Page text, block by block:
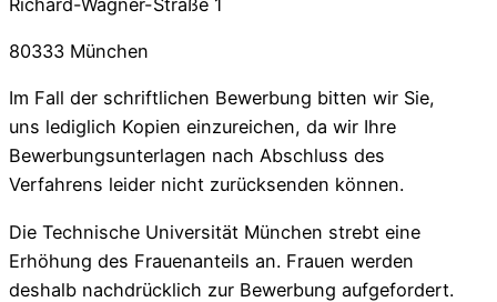
80333 München
Im Fall der schriftlichen Bewerbung bitten wir Sie,
uns lediglich Kopien einzureichen, da wir Ihre
Bewerbungsunterlagen nach Abschluss des
Verfahrens leider nicht zurücksenden können.
Die Technische Universität München strebt eine
Erhöhung des Frauenanteils an. Frauen werden
deshalb nachdrücklich zur Bewerbung aufgefordert.